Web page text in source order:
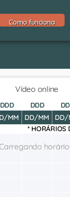
Como funciona
Vídeo online
DDD
MM
DDD
DD/MM
DD/
* HORÁRIOS